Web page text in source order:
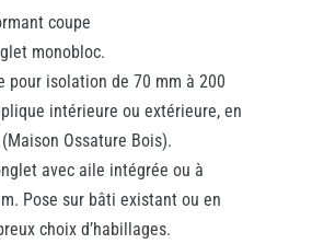
coupe
monobloc.
pour isolation de 70 mm à 200
intérieure ou extérieure, en
Ossature Bois).
avec aile intégrée ou à
Pose sur bâti existant ou en
choix d’habillages.